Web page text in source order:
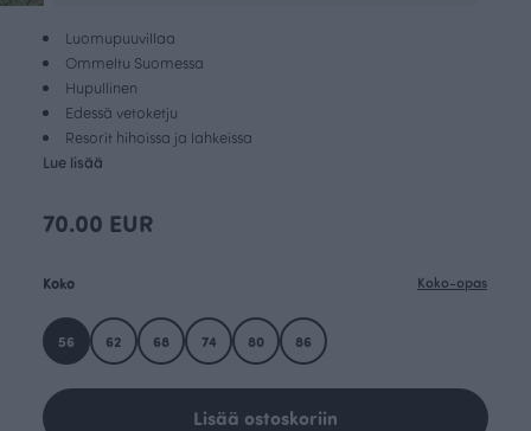
Luomupuuvillaa
Ommeltu Suomessa
Hupullinen
Edessä vetoketju
Resorit hihoissa ja lahkeissa
Lue lisää
70.00 EUR
Koko Koko-opas
56 62 68 74 80 86
Lisää ostoskoriin